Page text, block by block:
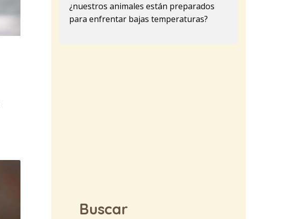
¿nuestros animales están preparados
para enfrentar bajas temperaturas?
Buscar